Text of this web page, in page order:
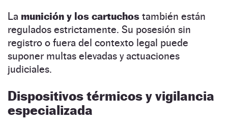
La munición y los cartuchos también están
regulados estrictamente. Su posesión sin
registro o fuera del contexto legal puede
suponer multas elevadas y actuaciones
judiciales.
Dispositivos térmicos y vigilancia
especializada